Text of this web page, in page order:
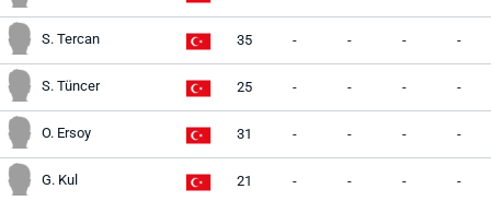
S. Tercan 35 - - - -
S. Tüncer 25 - - - -
O. Ersoy 31 - - - -
G. Kul 21 - - - -